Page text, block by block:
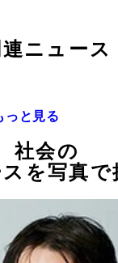
連ニュース
っと見る
社会の
を写真で